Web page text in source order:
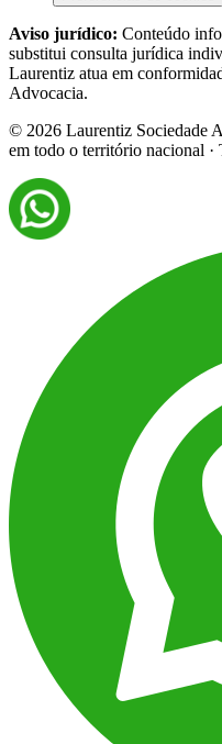
Aviso jurídico: Conteúdo
substitui consulta jurídica
Laurentiz atua em
Advocacia.
© 2026 Laurentiz Sociedade
em todo o território nacional ·